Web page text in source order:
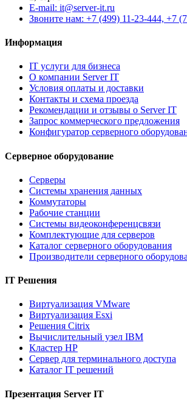
E-mail: it@server-it.ru
Звоните нам: +7 (499) 11-23-444, +7
Информация
IT услуги для бизнеса
О компании Server IT
Условия оплаты и доставки
Контакты и схема проезда
Рекомендации и отзывы о Server IT
Запрос коммерческого предложения
Конфигуратор серверного
Серверное оборудование
Серверы
Системы хранения данных
Коммутаторы
Рабочие станции
Системы видеоконференцсвязи
Комплектующие для серверов
Каталог серверного оборудования
Производители серверного
IT Решения
Виртуализация VMware
Виртуализация Esxi
Решения Citrix
Вычислительный узел IBM
Кластер HP
Сервер для терминального доступа
Каталог IT решений
Презентация Server IT